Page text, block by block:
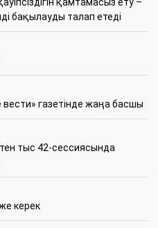
қамтамасыз ету –
бақылауды талап етеді
газетінде жаңа басшы
тыс 42-сессиясында
керек